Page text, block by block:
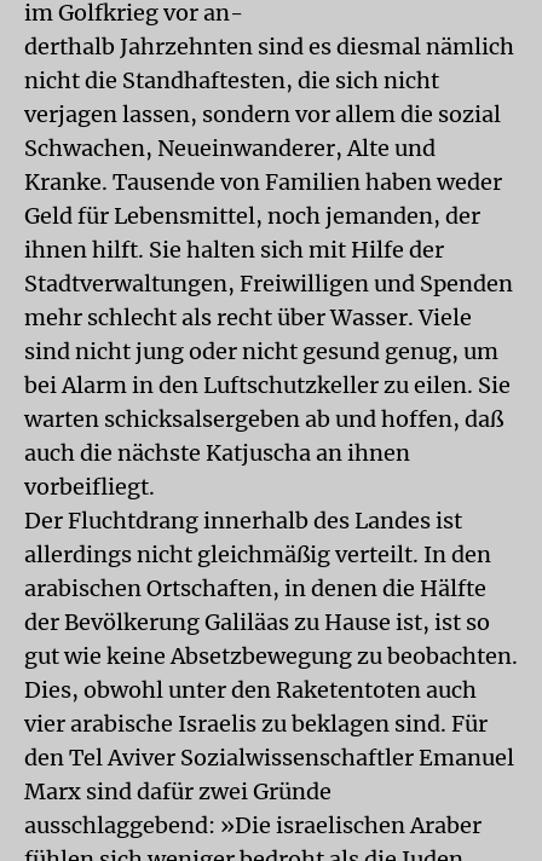
im Golfkrieg vor an-
derthalb Jahrzehnten sind es diesmal nämlich
nicht die Standhaftesten, die sich nicht
verjagen lassen, sondern vor allem die sozial
Schwachen, Neueinwanderer, Alte und
Kranke. Tausende von Familien haben weder
Geld für Lebensmittel, noch jemanden, der
ihnen hilft. Sie halten sich mit Hilfe der
Stadtverwaltungen, Freiwilligen und Spenden
mehr schlecht als recht über Wasser. Viele
sind nicht jung oder nicht gesund genug, um
bei Alarm in den Luftschutzkeller zu eilen. Sie
warten schicksalsergeben ab und hoffen, daß
auch die nächste Katjuscha an ihnen
vorbeifliegt.
Der Fluchtdrang innerhalb des Landes ist
allerdings nicht gleichmäßig verteilt. In den
arabischen Ortschaften, in denen die Hälfte
der Bevölkerung Galiläas zu Hause ist, ist so
gut wie keine Absetzbewegung zu beobachten.
Dies, obwohl unter den Raketentoten auch
vier arabische Israelis zu beklagen sind. Für
den Tel Aviver Sozialwissenschaftler Emanuel
Marx sind dafür zwei Gründe
ausschlaggebend: »Die israelischen Araber